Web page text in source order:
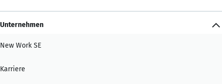
Unternehmen
New Work SE
Karriere